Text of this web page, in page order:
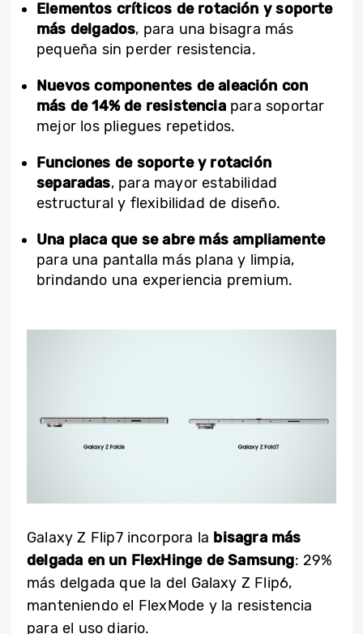
Elementos críticos de rotación y soporte
más delgados, para una bisagra más
pequeña sin perder resistencia.
Nuevos componentes de aleación con
más de 14% de resistenciapara soportar
mejor los pliegues repetidos.
Funciones de soporte y rotación
separadas, para mayor estabilidad
estructural y flexibilidad de diseño.
Una placa que se abre más ampliamente
para una pantalla más plana y limpia,
brindando una experiencia premium.
Galaxy Z Flip7 incorpora la bisagra más
delgada en un FlexHingede Samsung: 29%
más delgada que la del Galaxy Z Flip6,
manteniendo el FlexMode y la resistencia
para el uso diario.